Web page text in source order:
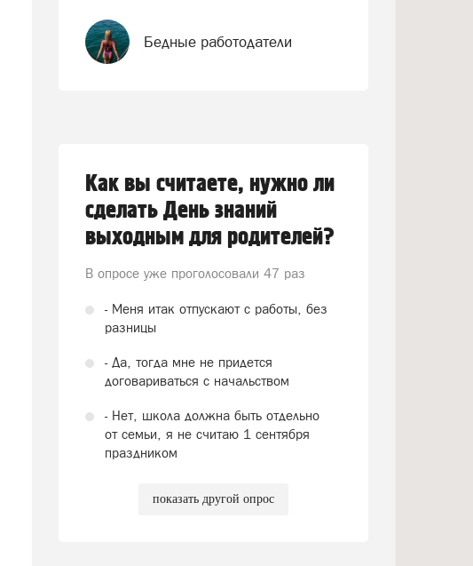
Бедные работодатели
Как вы считаете, нужно ли
сделать День знаний
выходным для родителей?
В опросе уже проголосовали 47 раз
- Меня итак отпускают с работы, без
разницы
- Да, тогда мне не придется
договариваться с начальством
- Нет, школа должна быть отдельно
от семьи, я не считаю 1 сентября
праздником
показать другой опрос